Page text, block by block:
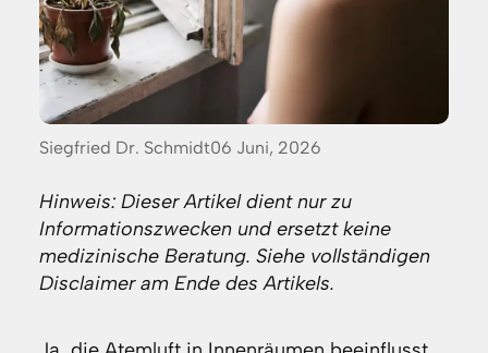
Posted
Siegfried Dr. Schmidt06 Juni, 2026
Hinweis: Dieser Artikel dient nur zu
Informationszwecken und ersetzt keine
medizinische Beratung. Siehe vollständigen
Disclaimer am Ende des Artikels.